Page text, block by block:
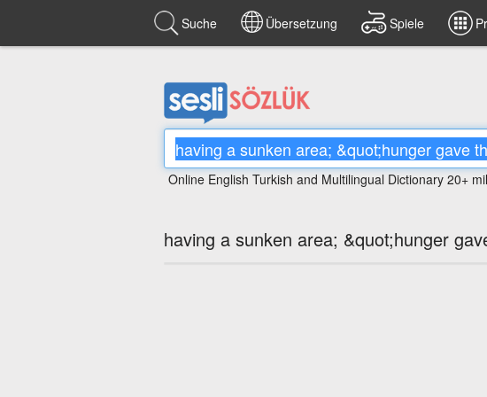
Suche Übersetzung Spiele
Online English Turkish and Multilingual Dictionary 20+
having a sunken area; &quot;hunger